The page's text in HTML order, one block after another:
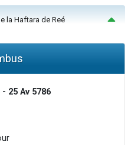
la Haftara de Reé
25 Av 5786